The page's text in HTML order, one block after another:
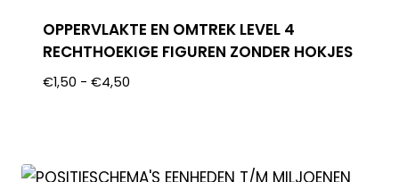
OPPERVLAKTE EN OMTREK LEVEL 4
RECHTHOEKIGE FIGUREN ZONDER HOKJES
€1,50 - €4,50